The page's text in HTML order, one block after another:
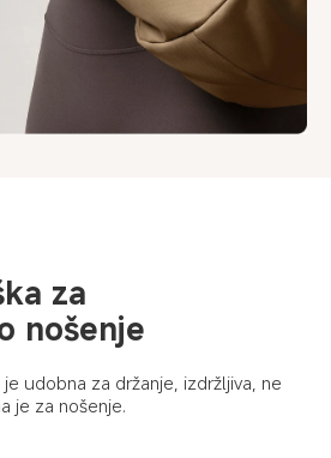
za
nošenje
udobna za držanje, izdržljiva, ne
je za nošenje.